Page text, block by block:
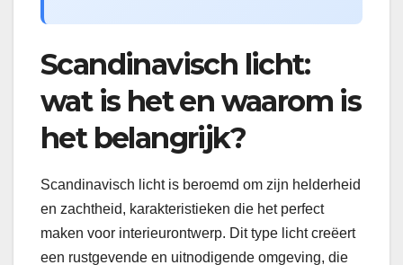
Scandinavisch licht:
wat is het en waarom is
het belangrijk?
Scandinavisch licht is beroemd om zijn helderheid
en zachtheid, karakteristieken die het perfect
maken voor interieurontwerp. Dit type licht creëert
een rustgevende en uitnodigende omgeving, die